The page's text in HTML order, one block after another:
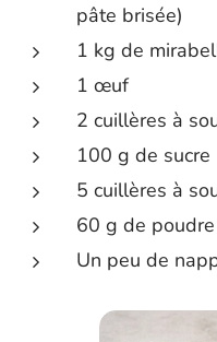
pâte brisée)
1 kg de
1 œuf
2 cuillères à
100 g de sucre
5 cuillères à
60 g de
Un peu de